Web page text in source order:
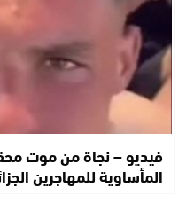
فيديو – نجاة من موت
المأساوية للمهاجرين